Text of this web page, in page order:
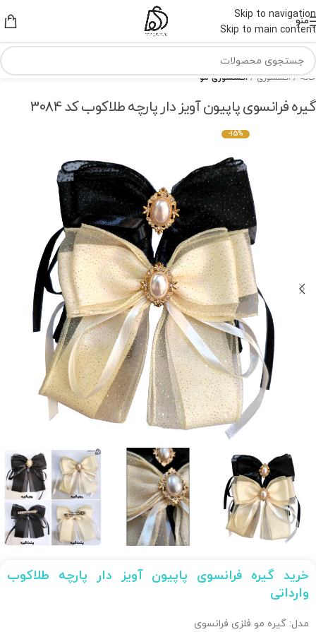
Skip to navigation
Skip to main content
منو
خانه اکسسوری اکسسوری مو
گیره فرانسوی پاپیون آویز دار پارچه طلاکوب کد 3084
-15%
خرید گیره فرانسوی پاپیون آویز دار پارچه طلاکوب
وارداتی
مدل: گیره مو فلزی فرانسوی